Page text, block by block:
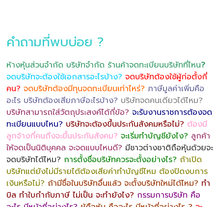
คำถามที่พบบ่อย ?
ห้างหุ้นส่วนจำกัด บริษัทจำกัด ร้านค้าจดทะเบียนบริษัทที่ไหน?
จดบริษัทจะต้องใช้เอกสารอะไรบ้าง? จดบริษัทต้องใช้ผู้ก่อตั้งกี่
คน? จดบริษัทต้องมีทุนจดทะเบียนเท่าไหร่? ภาษีมูลค่าเพิ่มคือ
อะไร บริษัทต้องเสียภาษีอะไรบ้าง? บริษัทจดคนเดียวได้ไหม?
บริษัทสามารถใส่วัตถุประสงค์ได้กี่ข้อ? จะรับงานราชการต้องจด
ทะเบียนแบบไหน? บริษัทจะต้องขึ้นประกันสังคมหรือไม่? ต้องมี
ลูกจ้างกี่คนถึงจะขึ้นประกันสังคม? จะเริ่มทำบัญชียังไง? ลูกค้า
ให้จดเป็นนิติบุคคล จะจดแบบไหนดี? มีชาวต่างชาติถือหุ้นด้วยจะ
จดบริษัทได้ไหม? การตั้งชื่อบริษัทควรจะตั้งอย่างไร? ถ้าเปิด
บริษัทแต่ยังไม่มีรายได้ต้องเสียค่าทำบัญชีไหม ต้องปิดงบการ
เงินหรือไม่? ถ้ามีชื่อในบริษัทอื่นแล้ว จะตั้งบริษัทใหม่ได้ไหม? ทำ
บิล ทำใบกำกับภาษี ไม่เป็น จะทำยังไง? กรรมการบริษัท คือ